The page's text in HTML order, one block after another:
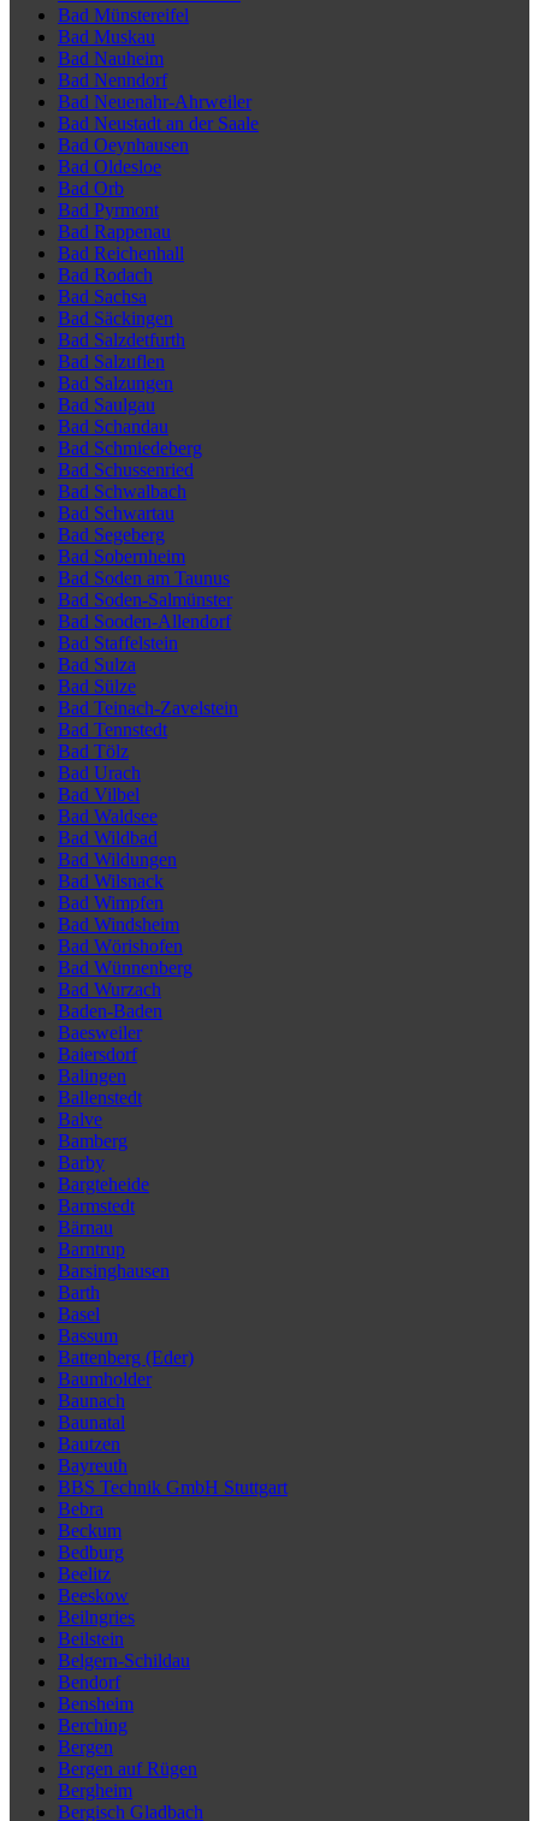
Bad Münstereifel
Bad Muskau
Bad Nauheim
Bad Nenndorf
Bad Neuenahr-Ahrweiler
Bad Neustadt an der Saale
Bad Oeynhausen
Bad Oldesloe
Bad Orb
Bad Pyrmont
Bad Rappenau
Bad Reichenhall
Bad Rodach
Bad Sachsa
Bad Säckingen
Bad Salzdetfurth
Bad Salzuflen
Bad Salzungen
Bad Saulgau
Bad Schandau
Bad Schmiedeberg
Bad Schussenried
Bad Schwalbach
Bad Schwartau
Bad Segeberg
Bad Sobernheim
Bad Soden am Taunus
Bad Soden-Salmünster
Bad Sooden-Allendorf
Bad Staffelstein
Bad Sulza
Bad Sülze
Bad Teinach-Zavelstein
Bad Tennstedt
Bad Tölz
Bad Urach
Bad Vilbel
Bad Waldsee
Bad Wildbad
Bad Wildungen
Bad Wilsnack
Bad Wimpfen
Bad Windsheim
Bad Wörishofen
Bad Wünnenberg
Bad Wurzach
Baden-Baden
Baesweiler
Baiersdorf
Balingen
Ballenstedt
Balve
Bamberg
Barby
Bargteheide
Barmstedt
Bärnau
Barntrup
Barsinghausen
Barth
Basel
Bassum
Battenberg (Eder)
Baumholder
Baunach
Baunatal
Bautzen
Bayreuth
BBS Technik GmbH Stuttgart
Bebra
Beckum
Bedburg
Beelitz
Beeskow
Beilngries
Beilstein
Belgern-Schildau
Bendorf
Bensheim
Berching
Bergen
Bergen auf Rügen
Bergheim
Bergisch Gladbach